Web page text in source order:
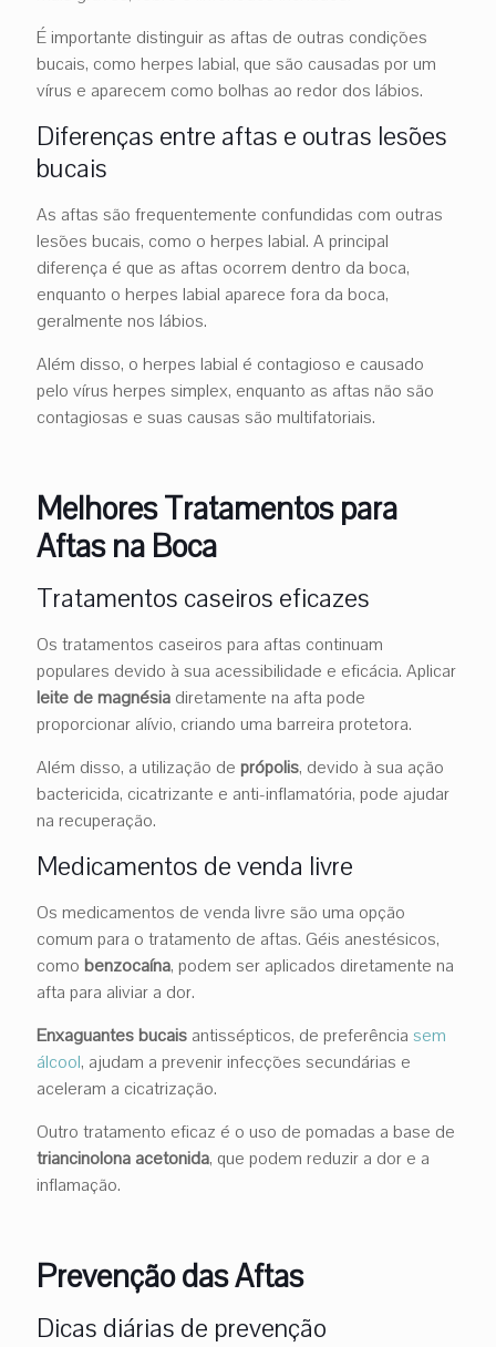
É importante distinguir as aftas de outras condições
bucais, como herpes labial, que são causadas por um
vírus e aparecem como bolhas ao redor dos lábios.
Diferenças entre aftas e outras lesões
bucais
As aftas são frequentemente confundidas com outras
lesões bucais, como o herpes labial. A principal
diferença é que as aftas ocorrem dentro da boca,
enquanto o herpes labial aparece fora da boca,
geralmente nos lábios.
Além disso, o herpes labial é contagioso e causado
pelo vírus herpes simplex, enquanto as aftas não são
contagiosas e suas causas são multifatoriais.
Melhores Tratamentos para
Aftas na Boca
Tratamentos caseiros eficazes
Os tratamentos caseiros para aftas continuam
populares devido à sua acessibilidade e eficácia. Aplicar
leite de magnésia diretamente na afta pode
proporcionar alívio, criando uma barreira protetora.
Além disso, a utilização de própolis, devido à sua ação
bactericida, cicatrizante e anti-inflamatória, pode ajudar
na recuperação.
Medicamentos de venda livre
Os medicamentos de venda livre são uma opção
comum para o tratamento de aftas. Géis anestésicos,
como benzocaína, podem ser aplicados diretamente na
afta para aliviar a dor.
Enxaguantes bucais antissépticos, de preferência sem
álcool, ajudam a prevenir infecções secundárias e
aceleram a cicatrização.
Outro tratamento eficaz é o uso de pomadas a base de
triancinolona acetonida, que podem reduzir a dor e a
inflamação.
Prevenção das Aftas
Dicas diárias de prevenção